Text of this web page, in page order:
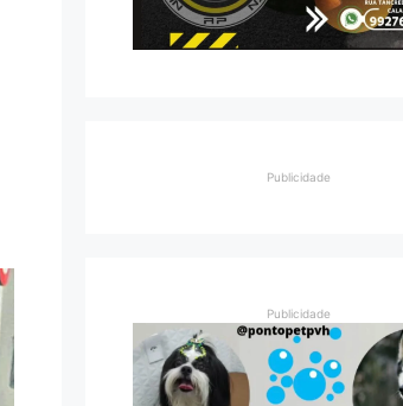
Publicidade
Publicidade